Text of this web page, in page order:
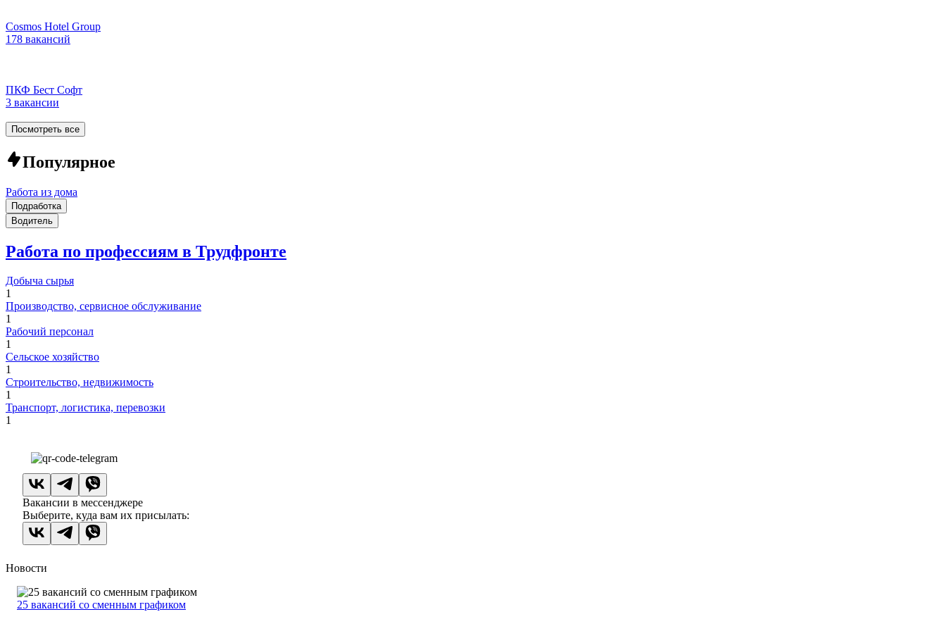
Cosmos Hotel Group
178 вакансий
ПКФ Бест Софт
3 вакансии
Посмотреть все
Популярное
Работа из дома
Подработка
Водитель
Работа по профессиям в Трудфронте
Добыча сырья
1
Производство, сервисное обслуживание
1
Рабочий персонал
1
Сельское хозяйство
1
Строительство, недвижимость
1
Транспорт, логистика, перевозки
1
Вакансии в мессенджере
Выберите, куда вам их присылать:
Новости
25 вакансий со сменным графиком